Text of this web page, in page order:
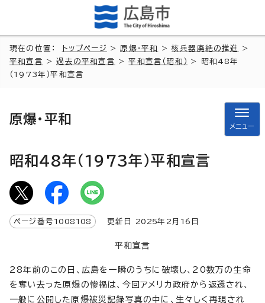
現在の位置： トップページ >原爆・平和 >核兵器廃絶の推進
>
平和宣言
>過去の平和宣言 >平和宣言（昭和）
> 昭和48年
（1973年）平和宣言
原爆・平和
メニュー
昭和48年（1973年）平和宣言
ページ番号 1008108 更新日 2025年2月 16 日
平和宣言
28年前のこの日、広島を一瞬のうちに破壊し、20数万の生命
を奪い去った原爆の惨禍は、今回アメリカ政府から返還され、
一般に公開した原爆被災記録写真の中に、生々しく再現され